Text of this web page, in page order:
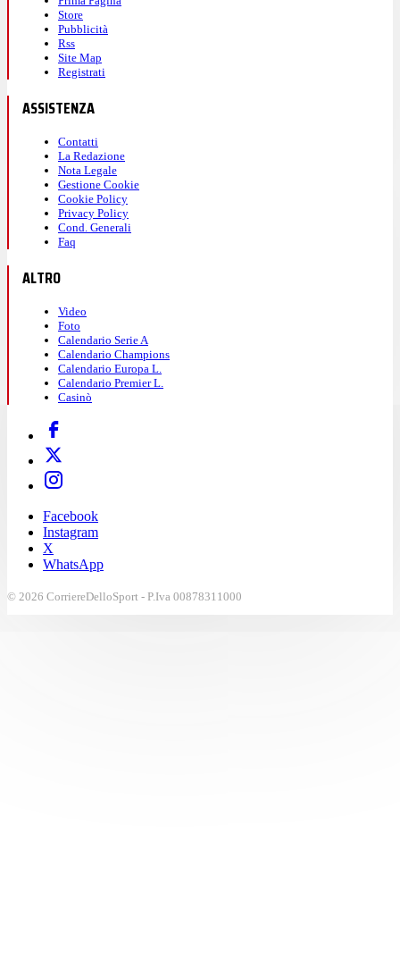
Store
Pubblicità
Rss
Site Map
Registrati
ASSISTENZA
Contatti
La Redazione
Nota Legale
Gestione Cookie
Cookie Policy
Privacy Policy
Cond. Generali
Faq
ALTRO
Video
Foto
Calendario Serie A
Calendario Champions
Calendario Europa L.
Calendario Premier L.
Casinò
Facebook
Instagram
X
WhatsApp
© 2026 CorriereDelloSport - P.Iva 00878311000